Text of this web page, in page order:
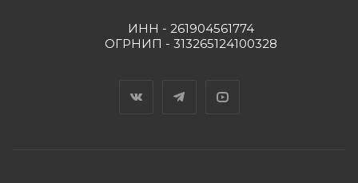
ИНН - 261904561774
ОГРНИП - 313265124100328